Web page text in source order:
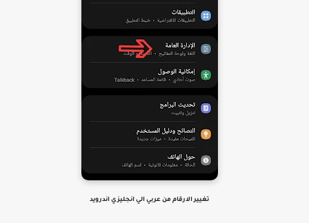
تغيير الارقام من عربي الي انجليزي اندرويد